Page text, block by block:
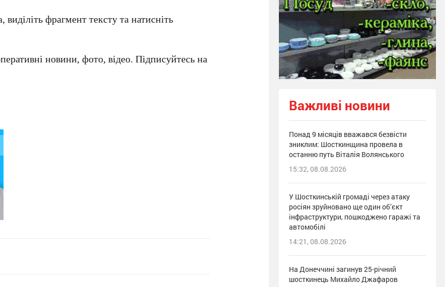
фрагмент тексту та натисніть
новини, фото, відео. Підписуйтесь на
Важливі новини
Понад 9 місяців вважався безвісти
зниклим: Шосткинщина провела в
останню путь Віталія Волянського
15:32, 08.08.2026
У Шосткинській громаді через атаку
росіян зруйновано ще один об’єкт
інфраструктури, пошкоджено гаражі та
автомобілі
14:21, 08.08.2026
На Донеччині загинув 25-річний
шосткинець Михайло Джафаров